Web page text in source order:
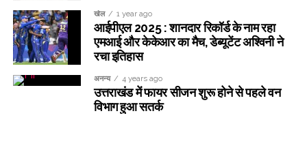
खेल 1 year ago
आईपीएल 2025 : शानदार रिकॉर्ड के नाम रहा
एमआई और केकेआर का मैच, डेब्यूटेंट अश्विनी ने
रचा इतिहास
अनन्य 4 years ago
उत्तराखंड में फायर सीजन शुरू होने से पहले वन
विभाग हुआ सतर्क